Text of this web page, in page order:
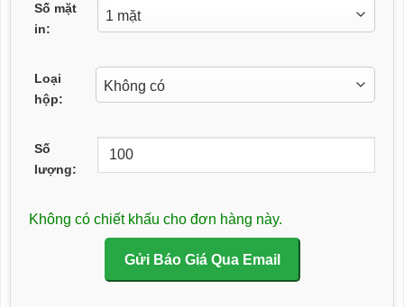
Số mặt
in:
Loại
hộp:
Số
lượng:
Không có chiết khấu cho đơn hàng này.
Gửi Báo Giá Qua Email